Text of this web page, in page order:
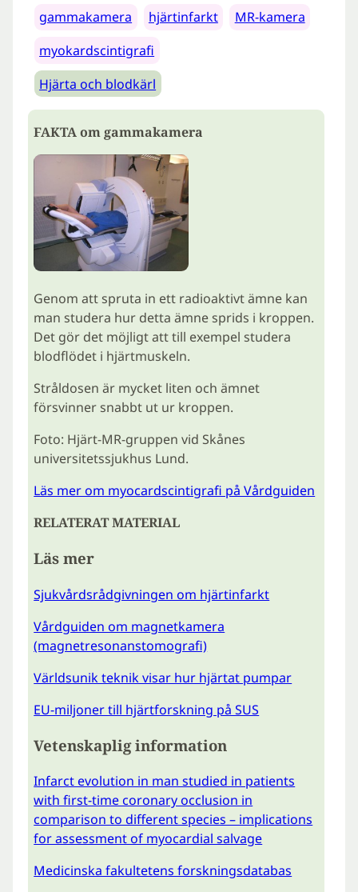
gammakamera hjärtinfarkt
MR-kamera
myokardscintigrafi
Hjärta och blodkärl
FAKTA om gammakamera
Genom att spruta in ett radioaktivt ämne kan
man studera hur detta ämne sprids i kroppen.
Det gör det möjligt att till exempel studera
blodflödet i hjärtmuskeln.
Stråldosen är mycket liten och ämnet
försvinner snabbt ut ur kroppen.
Foto: Hjärt-MR-gruppen vid Skånes
universitetssjukhus Lund.
Läs mer om myocardscintigrafi på Vårdguiden
RELATERAT MATERIAL
Läs mer
Sjukvårdsrådgivningen om hjärtinfarkt
Vårdguiden om magnetkamera
(magnetresonanstomografi)
Världsunik teknik visar hur hjärtat pumpar
EU-miljoner till hjärtforskning på SUS
Vetenskaplig information
Infarct evolution in man studied in patients
with first-time coronary occlusion in
comparison to different species – implications
for assessment of myocardial salvage
Medicinska fakultetens forskningsdatabas